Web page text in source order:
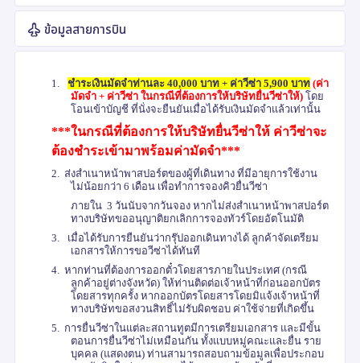
ข้อมูลสายการบิน
1. ชำระเงินมัดจำท่านละ 40,000 บาท + ค่าวีซ่า 5,900 บาท (ค่า
มัดจำ + ค่าวีซ่า ในกรณีที่ต้องการให้บริษัทยื่นวีซ่าให้) โดย
โอนเข้าบัญชี ที่นั่งจะยืนยันเมื่อได้รับเงินมัดจำแล้วเท่านั้น
***ในกรณีที่ต้องการให้บริษัทยื่นวีซ่าให้ ค่าวีซ่าจะ
ต้องชำระเข้ามาพร้อมค่ามัดจำ***
2.
ส่งสำเนาหน้าพาสปอร์ตของผู้ที่เดินทาง ที่มีอายุการใช้งาน
ไม่น้อยกว่า 6 เดือน เพื่อทำการจองคิวยื่นวีซ่า
ภายใน 3 วันนับจากวันจอง หากไม่ส่งสำเนาหน้าพาสปอร์ต
ทางบริษัทขออนุญาติยกเลิกการจองทัวร์โดยอัตโนมัติ
3.
เมื่อได้รับการยืนยันว่ากรุ๊ปออกเดินทางได้ ลูกค้าจัดเตรียม
เอกสารให้การขอวีซ่าได้ทันที
4. หากท่านที่ต้องการออกตั๋วโดยสารภายในประเทศ (กรณี
ลูกค้าอยู่ต่างจังหวัด) ให้ท่านติดต่อเจ้าหน้าที่ก่อนออกบัตร
โดยสารทุกครั้ง หากออกบัตรโดยสารโดยมิแจ้งเจ้าหน้าที่
ทางบริษัทขอสงวนสิทธิ์ไม่รับผิดชอบ ค่าใช้จ่ายที่เกิดขึ้น
5.
การยื่นวีซ่าในแต่ละสถานทูตมีการเตรียมเอกสาร และมีขั้น
ตอนการยื่นวีซ่าไม่เหมือนกัน ทั้งแบบหมู่คณะและยื่น ราย
บุคคล (แสดงตน) ท่านสามารถสอบถามข้อมูลเพื่อประกอบ